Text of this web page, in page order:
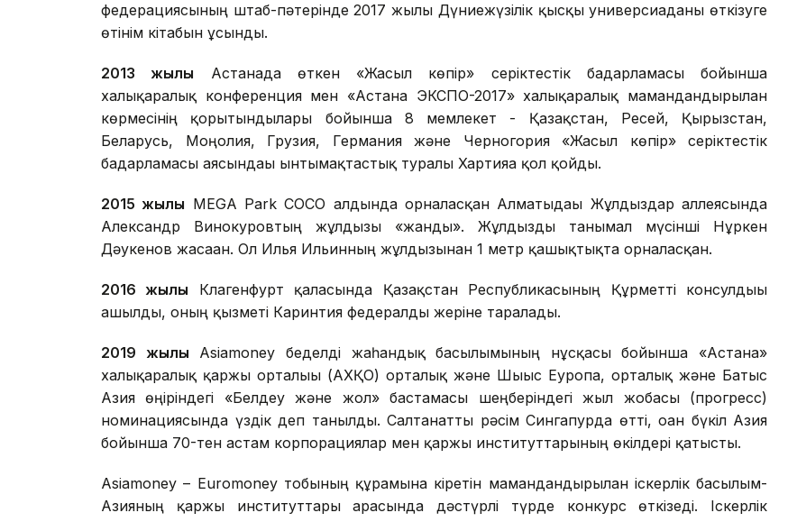
федерациясының штаб-пәтерінде 2017 жылғы Дүниежүзілік қысқы универсиаданы өткізуге
өтінім кітабын ұсынды.
2013 жылы Астанада өткен «Жасыл көпір» серіктестік бағдарламасы бойынша
халықаралық конференция мен «Астана ЭКСПО-2017» халықаралық мамандандырылған
көрмесінің қорытындылары бойынша 8 мемлекет - Қазақстан, Ресей, Қырғызстан,
Беларусь, Моңғолия, Грузия, Германия және Черногория «Жасыл көпір» серіктестік
бағдарламасы аясындағы ынтымақтастық туралы Хартияға қол қойды.
2015 жылы MEGA Park СОСО алдында орналасқан Алматыдағы Жұлдыздар аллеясында
Александр Винокуровтың жұлдызы «жанды». Жұлдызды танымал мүсінші Нұркен
Дәукенов жасаған. Ол Илья Ильинның жұлдызынан 1 метр қашықтықта орналасқан.
2016 жылы Клагенфурт қаласында Қазақстан Республикасының Құрметті консулдығы
ашылды, оның қызметі Каринтия федералды жеріне таралады.
2019 жылы Asiamoney беделді жаһандық басылымының нұсқасы бойынша «Астана»
халықаралық қаржы орталығы (АХҚО) орталық және Шығыс Еуропа, орталық және Батыс
Азия өңіріндегі «Белдеу және жол» бастамасы шеңберіндегі жыл жобасы (прогресс)
номинациясында үздік деп танылды. Салтанатты рәсім Сингапурда өтті, оған бүкіл Азия
бойынша 70-тен астам корпорациялар мен қаржы институттарының өкілдері қатысты.
Asiamoney – Euromoney тобының құрамына кіретін мамандандырылған іскерлік басылым-
Азияның қаржы институттары арасында дәстүрлі түрде конкурс өткізеді. Іскерлік